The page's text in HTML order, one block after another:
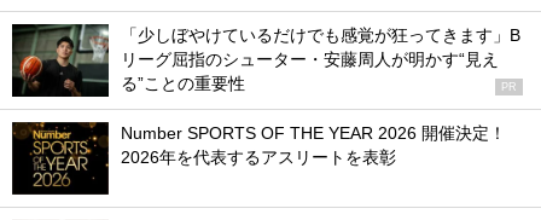
「少しぼやけているだけでも感覚が狂ってきます」B
リーグ屈指のシューター・安藤周人が明かす“見え
る”ことの重要性
PR
Number SPORTS OF THE YEAR 2026 開催決定！
2026年を代表するアスリートを表彰